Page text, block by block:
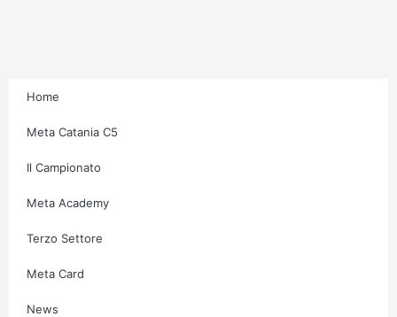
Home
Meta Catania C5
Il Campionato
Meta Academy
Terzo Settore
Meta Card
News